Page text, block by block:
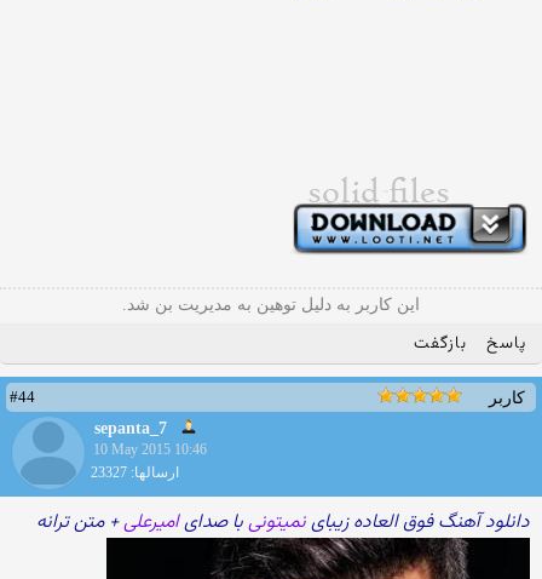
این کاربر به دلیل توهین به مدیریت بن شد.
پاسخ بازگفت
کاربر
#44
sepanta_7
10 May 2015 10:46
ارسالها: 23327
دانلود آهنگ فوق العاده زیباینمیتونیبا صدایامیرعلی+ متن ترانه